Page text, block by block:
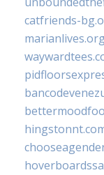
catfriends-